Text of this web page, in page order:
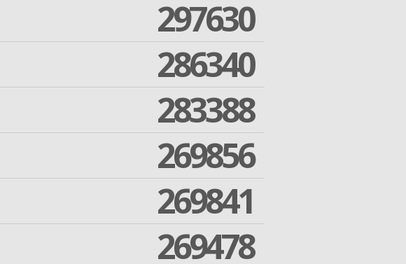
297630
286340
283388
269856
269841
269478